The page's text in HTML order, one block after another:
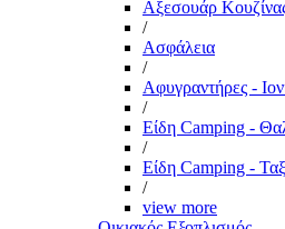
Αξεσουάρ
/
Ασφάλεια
/
Αφυγραντήρες -
/
Είδη Camping -
/
Είδη Camping -
/
view more